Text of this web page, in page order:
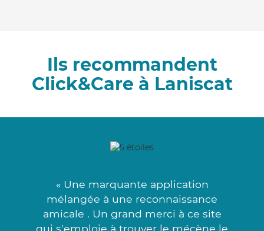
Ils recommandent
Click&Care à Laniscat
« Une marquante application
mélangée à une reconnaissance
amicale . Un grand merci à ce site
qui s'emploie à trouver le mécène le